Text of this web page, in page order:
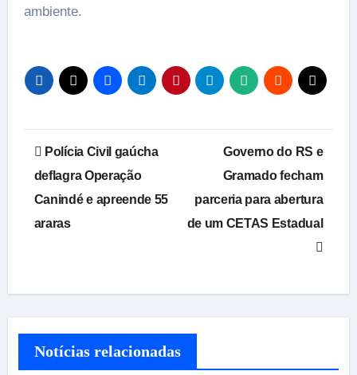
ambiente.
Navegação
de
Post
Polícia Civil gaúcha
deflagra Operação
Canindé e apreende 55
araras
Governo do RS e
Gramado fecham
parceria para abertura
de um CETAS Estadual
Notícias relacionadas